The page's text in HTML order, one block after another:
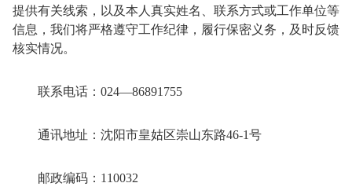
提供有关线索，以及本人真实姓名、联系方式或工作单位等
信息，我们将严格遵守工作纪律，履行保密义务，及时反馈
核实情况。
联系电话：024—86891755
通讯地址：沈阳市皇姑区崇山东路46-1号
邮政编码：110032